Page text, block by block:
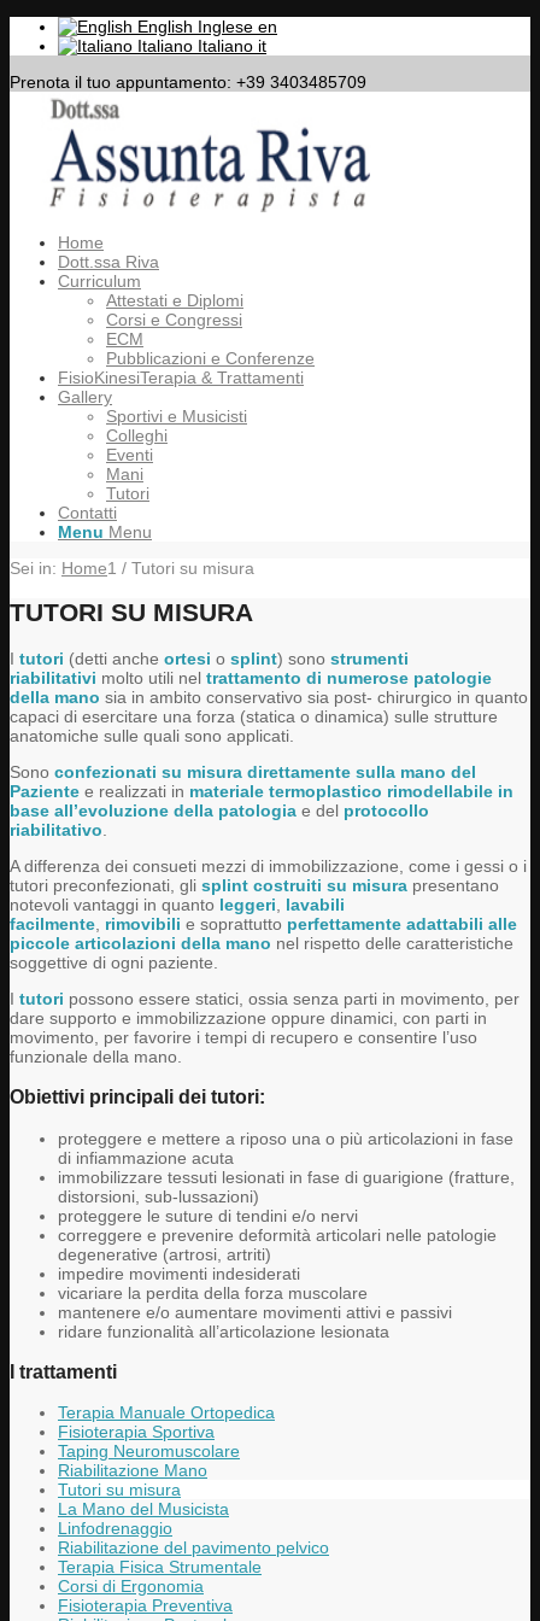
English Inglese en
Italiano Italiano it
Prenota il tuo appuntamento: +39 3403485709
Home
Dott.ssa Riva
Curriculum
Attestati e Diplomi
Corsi e Congressi
ECM
Pubblicazioni e Conferenze
FisioKinesiTerapia & Trattamenti
Gallery
Sportivi e Musicisti
Colleghi
Eventi
Mani
Tutori
Contatti
Menu Menu
Sei in: Home1 / Tutori su misura
TUTORI SU MISURA
I tutori (detti anche ortesi o splint) sono strumenti
riabilitativi molto utili nel trattamento di numerose patologie
della mano sia in ambito conservativo sia post- chirurgico in quanto
capaci di esercitare una forza (statica o dinamica) sulle strutture
anatomiche sulle quali sono applicati.
Sono confezionati su misura direttamente sulla mano del
Paziente e realizzati in materiale termoplastico rimodellabile in
base all’evoluzione della patologia e del protocollo
riabilitativo
A differenza dei consueti mezzi di immobilizzazione, come i gessi o i
tutori preconfezionati, gli splint costruiti su misura presentano
notevoli vantaggi in quanto leggeri
lavabili
facilmente rimovibili e soprattutto perfettamente adattabili alle
piccole articolazioni della mano nel rispetto delle caratteristiche
soggettive di ogni paziente.
I tutori possono essere statici, ossia senza parti in movimento, per
dare supporto e immobilizzazione oppure dinamici, con parti in
movimento, per favorire i tempi di recupero e consentire l’uso
funzionale della mano.
Obiettivi principali dei tutori:
proteggere e mettere a riposo una o più articolazioni in fase
di infiammazione acuta
immobilizzare tessuti lesionati in fase di guarigione (fratture,
distorsioni, sub-lussazioni)
proteggere le suture di tendini e/o nervi
correggere e prevenire deformità articolari nelle patologie
degenerative (artrosi, artriti)
impedire movimenti indesiderati
vicariare la perdita della forza muscolare
mantenere e/o aumentare movimenti attivi e passivi
ridare funzionalità all’articolazione lesionata
I trattamenti
Terapia Manuale Ortopedica
Fisioterapia Sportiva
Taping Neuromuscolare
Riabilitazione Mano
Tutori su misura
La Mano del Musicista
Linfodrenaggio
Riabilitazione del pavimento pelvico
Terapia Fisica Strumentale
Corsi di Ergonomia
Fisioterapia Preventiva